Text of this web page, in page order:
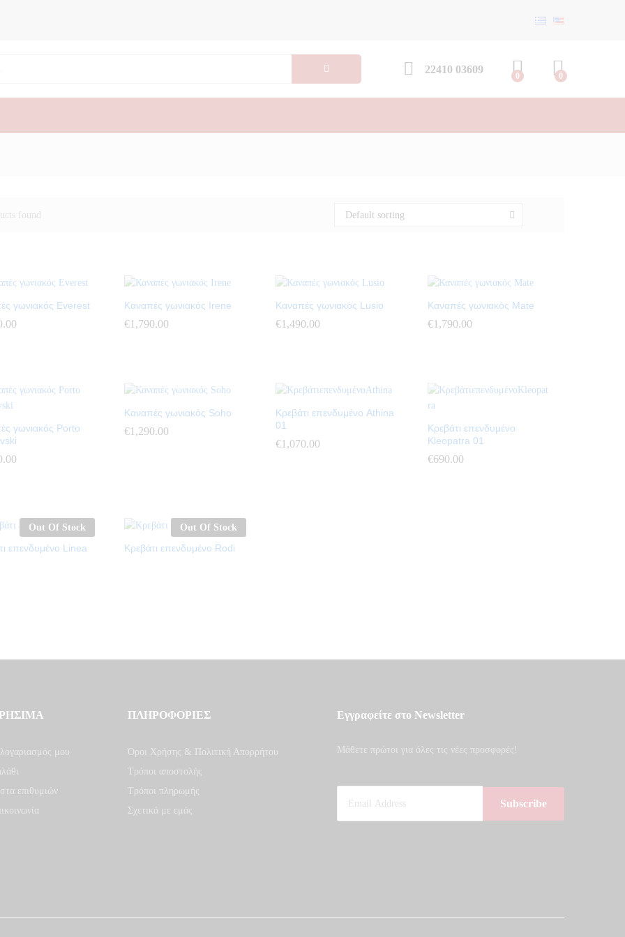
22410 03609
0 0
found Default sorting
γωνιακός Everest Καναπές γωνιακός Irene
€1,790.00
€1,790.00
Καναπές γωνιακός Lusio
€1,490.00
€1,490.00
Καναπές γωνιακός Mate
€1,790.00
€1,790.00
γωνιακός Porto
Καναπές γωνιακός Soho
€1,290.00
€1,290.00
Κρεβάτι επενδυμένο Athina
01
€1,070.00
€1,070.00
Κρεβάτι επενδυμένο
Kleopatra 01
€690.00
€690.00
Out Of Stock
επενδυμένο Linea
Out Of Stock
Κρεβάτι επενδυμένο Rodi
μου
επιθυμιών
ΠΛΗΡΟΦΟΡΙΕΣ
Όροι Χρήσης & Πολιτική Απορρήτου
Τρόποι αποστολής
Τρόποι πληρωμής
Σχετικά με εμάς
Εγγραφείτε στο Newsletter
Μάθετε πρώτοι για όλες τις νέες προσφορές!